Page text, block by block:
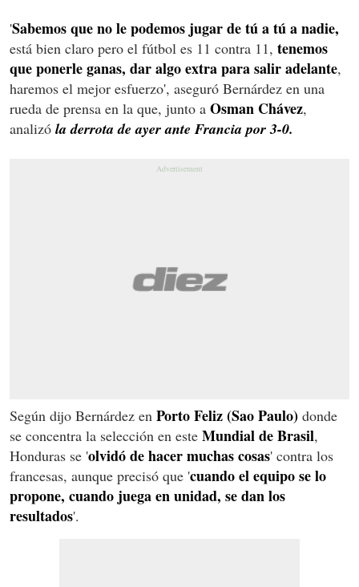
'Sabemos que no le podemos jugar de tú a tú a nadie,
está bien claro pero el fútbol es 11 contra 11, tenemos
que ponerle ganas, dar algo extra para salir adelante,
haremos el mejor esfuerzo', aseguró Bernárdez en una
rueda de prensa en la que, junto a Osman Chávez,
analizó la derrota de ayer ante Francia por 3-0.
Según dijo Bernárdez en Porto Feliz (Sao Paulo) donde
se concentra la selección en este Mundial de Brasil,
Honduras se 'olvidó de hacer muchas cosas' contra los
francesas, aunque precisó que 'cuando el equipo se lo
propone, cuando juega en unidad, se dan los
resultados'.